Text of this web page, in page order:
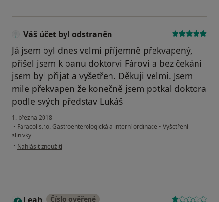
Váš účet byl odstraněn
Já jsem byl dnes velmi příjemně překvapený,
přišel jsem k panu doktorvi Fárovi a bez čekání
jsem byl přijat a vyšetřen. Děkuji velmi. Jsem
mile překvapen že konečně jsem potkal doktora
podle svých představ Lukáš
1. března 2018
• Faracol s.r.o. Gastroenterologická a interní ordinace • Vyšetření
slinivky
• podle názoru uživatele Váš účet byl odstraněn
Nahlásit zneužití
L Leah Číslo ověřené